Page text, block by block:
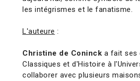
les intégrismes et le fanatisme.
L'auteure :
Christine de Coninck a fait ses
Classiques et d'Histoire à
collaborer avec plusieurs